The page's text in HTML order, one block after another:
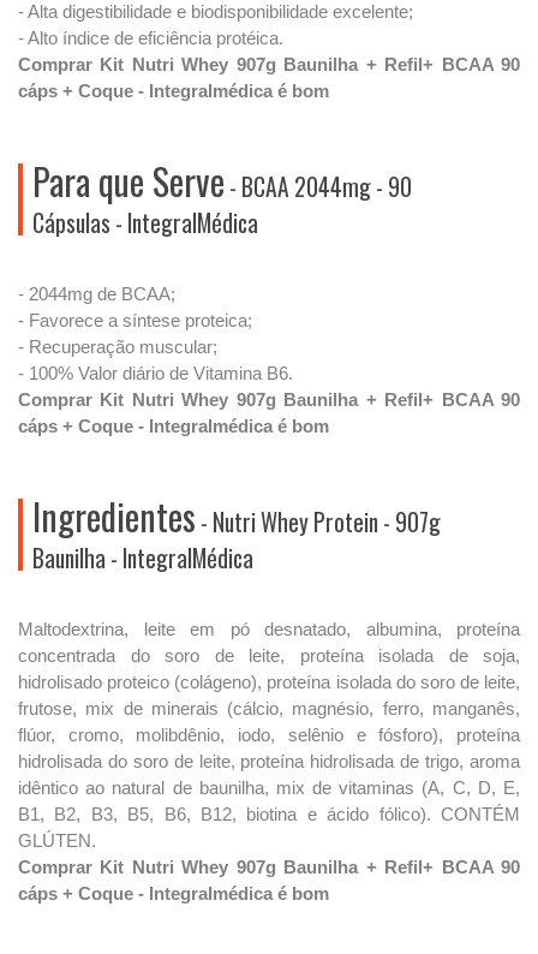
- Alta digestibilidade e biodisponibilidade excelente;
- Alto índice de eficiência protéica.
Comprar Kit Nutri Whey 907g Baunilha + Refil+ BCAA 90
cáps + Coque - Integralmédica é bom
Para que Serve - BCAA 2044mg - 90
Cápsulas - IntegralMédica
- 2044mg de BCAA;
- Favorece a síntese proteica;
- Recuperação muscular;
- 100% Valor diário de Vitamina B6.
Comprar Kit Nutri Whey 907g Baunilha + Refil+ BCAA 90
cáps + Coque - Integralmédica é bom
Ingredientes - Nutri Whey Protein - 907g
Baunilha - IntegralMédica
Maltodextrina, leite em pó desnatado, albumina, proteína
concentrada do soro de leite, proteína isolada de soja,
hidrolisado proteico (colágeno), proteína isolada do soro de leite,
frutose, mix de minerais (cálcio, magnésio, ferro, manganês,
flúor, cromo, molibdênio, iodo, selênio e fósforo), proteína
hidrolisada do soro de leite, proteína hidrolisada de trigo, aroma
idêntico ao natural de baunilha, mix de vitaminas (A, C, D, E,
B1, B2, B3, B5, B6, B12, biotina e ácido fólico). CONTÉM
GLÚTEN.
Comprar Kit Nutri Whey 907g Baunilha + Refil+ BCAA 90
cáps + Coque - Integralmédica é bom